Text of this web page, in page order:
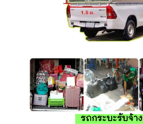
รถกระบะรับจ้าง